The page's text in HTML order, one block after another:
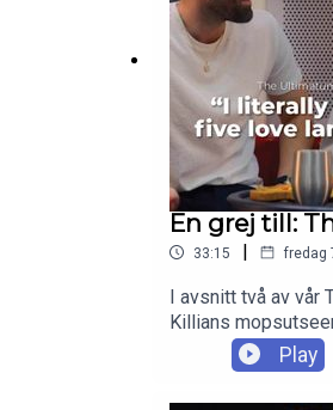
En grej till:
33:15 | fredag
I avsnitt två av vår
Killians
Play